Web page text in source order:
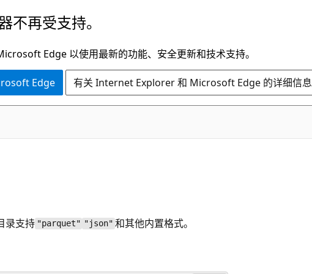
不再受支持。
Edge 以使用最新的功能、安全更新和技术支持。
Edge 有关 Internet Explorer 和 Microsoft Edge 的详细信息
录支持 "parquet" "json" 和其他内置格式。